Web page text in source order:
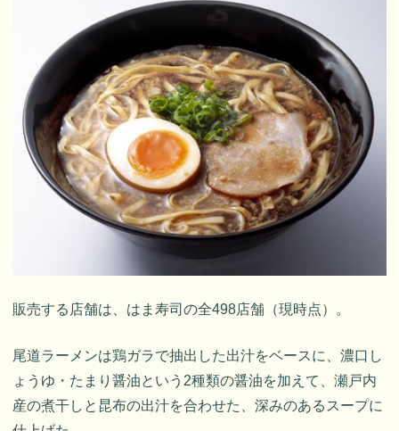
販売する店舗は、はま寿司の全498店舗（現時点）。
尾道ラーメンは鶏ガラで抽出した出汁をベースに、濃口し
ょうゆ・たまり醤油という2種類の醤油を加えて、瀬戸内
産の煮干しと昆布の出汁を合わせた、深みのあるスープに